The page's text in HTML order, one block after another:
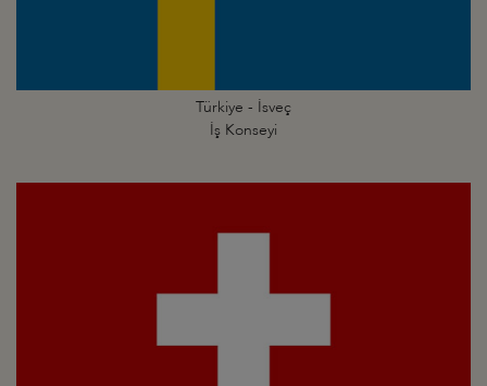
Türkiye - İsveç
İş Konseyi